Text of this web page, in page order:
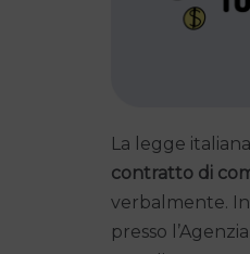
La legge
contratto di
verbalmente.
presso